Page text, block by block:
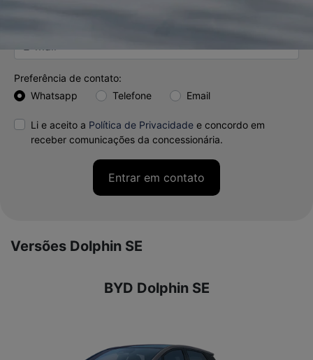
Preferência de contato:
Whatsapp
Telefone Email
Li e aceito a Política de Privacidade e concordo em
receber comunicações da concessionária.
Entrar em contato
Versões Dolphin SE
BYD Dolphin SE